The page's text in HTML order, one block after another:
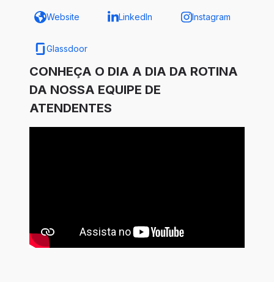
Website LinkedIn Instagram
Glassdoor
CONHEÇA O DIA A DIA DA ROTINA
DA NOSSA EQUIPE DE
ATENDENTES